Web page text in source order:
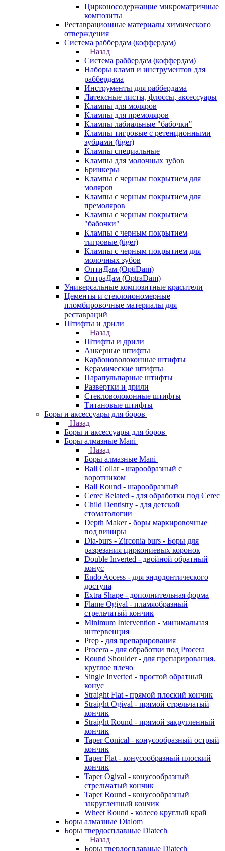
Цирконосодержащие микроматричные
композиты
Реставрационные материалы химического
отверждения
Система раббердам (коффердам)
Назад
Система раббердам (коффердам)
Наборы кламп и инструментов для
раббердама
Инструменты для раббердама
Латексные листы, флоссы, аксессуары
Клампы для моляров
Клампы для премоляров
Клампы лабиальные "бабочки"
Клампы тигровые с ретенционными
зубцами (tiger)
Клампы специальные
Клампы для молочных зубов
Бринкеры
Клампы с черным покрытием для
моляров
Клампы с черным покрытием для
премоляров
Клампы с черным покрытием
"бабочки"
Клампы с черным покрытием
тигровые (tiger)
Клампы с черным покрытием для
молочных зубов
ОптиДам (OptiDam)
ОптраДам (OptraDam)
Универсальные композитные красители
Цементы и стеклоиономерные
пломбировочные материалы для
реставраций
Штифты и дрили
Назад
Штифты и дрили
Анкерные штифты
Карбоноволоконные штифты
Керамические штифты
Парапульпарные штифты
Развертки и дрили
Стекловолоконные штифты
Титановые штифты
Боры и аксессуары для боров
Назад
Боры и аксессуары для боров
Боры алмазные Mani
Назад
Боры алмазные Mani
Ball Collar - шарообразный c
воротником
Ball Round - шарообразный
Cerec Related - для обработки под Cerec
Child Dentistry - для детской
стоматологии
Depth Maker - боры маркировочные
под виниры
Dia-burs - Zirconia burs - Боры для
разрезания циркониевых коронок
Double Inverted - двойной обратный
конус
Endo Access - для эндодонтического
доступа
Extra Shape - дополнительная форма
Flame Ogival - пламяобразный
стрельчатый кончик
Minimum Intervention - минимальная
интервенция
Prep - для препарирования
Procera - для обработки под Procera
Round Shoulder - для препарирования.
круглое плечо
Single Inverted - простой обратный
конус
Straight Flat - прямой плоский кончик
Straight Ogival - прямой стрельчатый
кончик
Straight Round - прямой закругленный
кончик
Taper Conical - конусообразный острый
кончик
Taper Flat - конусообразный плоский
кончик
Taper Ogival - конусообразный
стрельчатый кончик
Taper Round - конусообразный
закругленный кончик
Wheet Round - колесо круглый край
Боры алмазные Dialom
Боры твердосплавные Diatech
Назад
Боры твердосплавные Diatech